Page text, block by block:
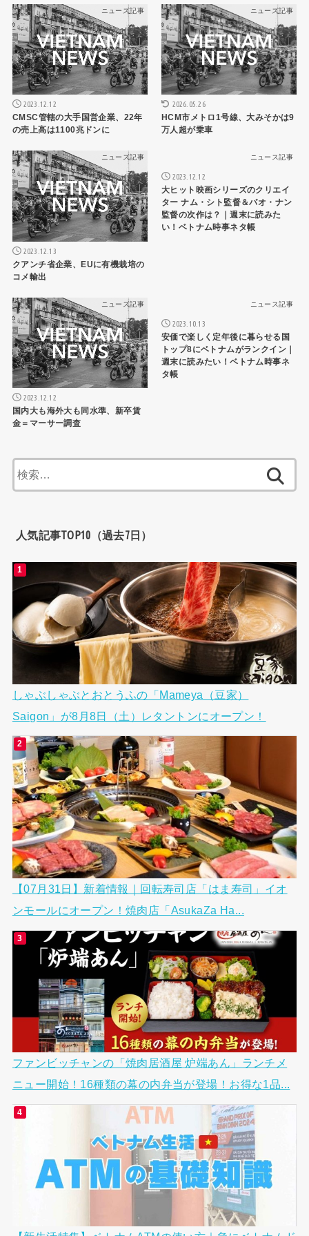
ニュース記事
2023.12.12
CMSC管轄の大手国営企業、22年
の売上高は1100兆ドンに
ニュース記事
2026.05.26
HCM市メトロ1号線、大みそかは9
万人超が乗車
ニュース記事
2023.12.13
クアンチ省企業、EUに有機栽培の
コメ輸出
ニュース記事
2023.12.12
大ヒット映画シリーズのクリエイ
ター ナム・シト監督＆バオ・ナン
監督の次作は？｜週末に読みた
い！ベトナム時事ネタ帳
ニュース記事
2023.12.12
国内大も海外大も同水準、新卒賃
金＝マーサー調査
ニュース記事
2023.10.13
安価で楽しく定年後に暮らせる国
トップ8にベトナムがランクイン｜
週末に読みたい！ベトナム時事ネ
タ帳
索:
人気記事TOP10（過去7日）
しゃぶしゃぶとおとうふの「Mameya（豆家）
Saigon」が8月8日（土）レタントンにオープン！
【07月31日】新着情報｜回転寿司店「はま寿司」イオ
ンモールにオープン！焼肉店「AsukaZa Ha...
ファンビッチャンの「焼肉居酒屋 炉端あん」ランチメ
ニュー開始！16種類の幕の内弁当が登場！お得な1品...